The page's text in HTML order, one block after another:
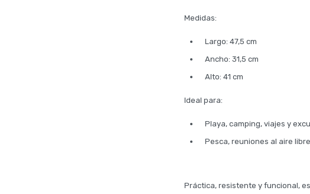
Medidas:
Largo: 47,5 cm
Ancho: 31,5 cm
Alto: 41 cm
Ideal para:
Playa, camping, viajes y
Pesca, reuniones al aire
Práctica, resistente y funcional,